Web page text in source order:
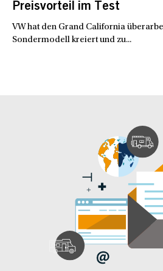
Preisvorteil im Test
VW hat den Grand California
Sondermodell kreiert und zu...